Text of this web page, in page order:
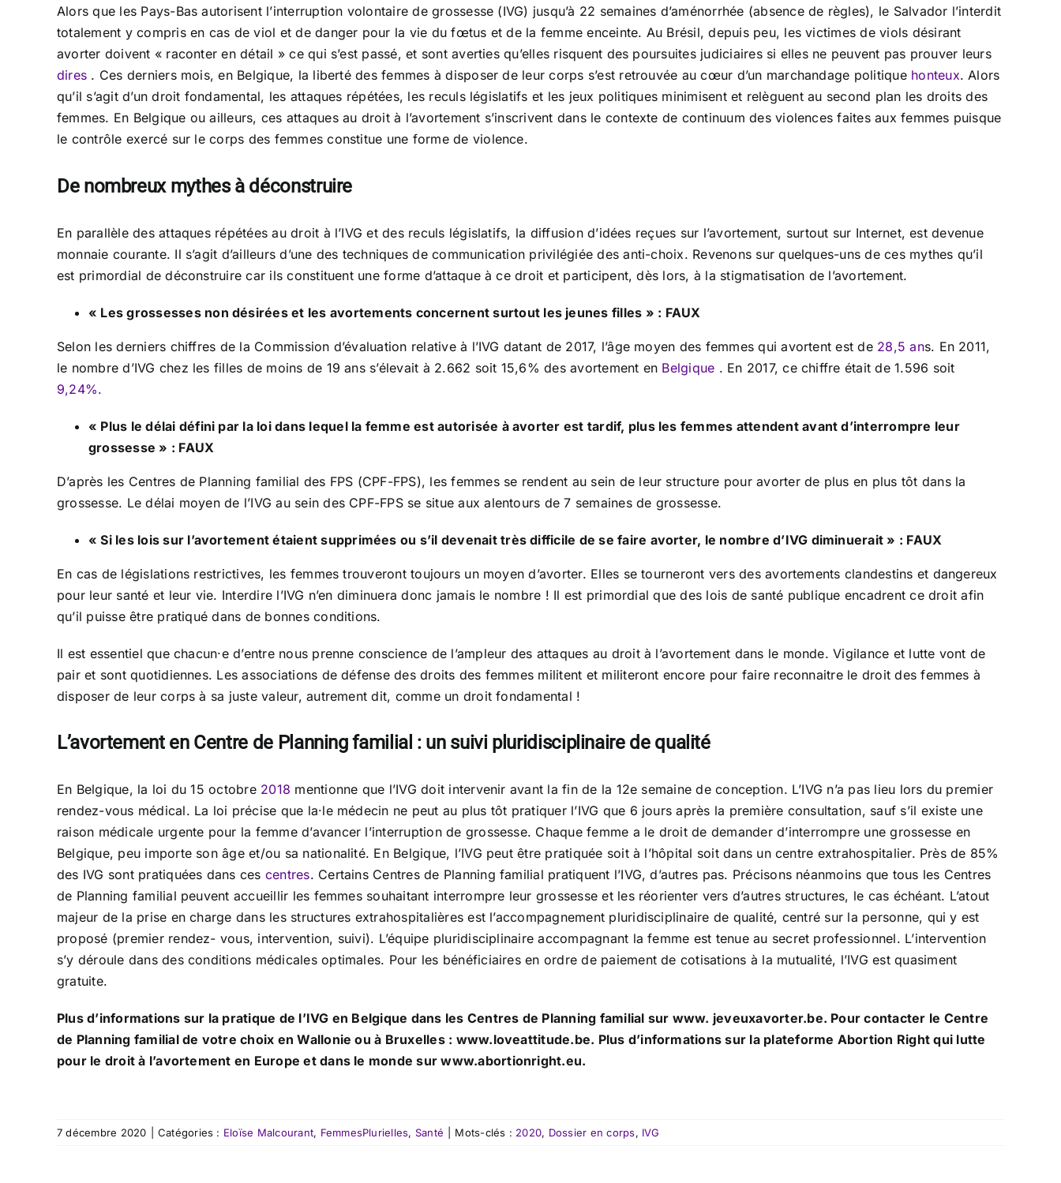
Alors que les Pays-Bas autorisent l’interruption volontaire de grossesse (IVG) jusqu’à 22 semaines d’aménorrhée (absence de règles), le Salvador l’interdit
totalement y compris en cas de viol et de danger pour la vie du fœtus et de la femme enceinte. Au Brésil, depuis peu, les victimes de viols désirant
avorter doivent « raconter en détail » ce qui s’est passé, et sont averties qu’elles risquent des poursuites judiciaires si elles ne peuvent pas prouver leurs
dires . Ces derniers mois, en Belgique, la liberté des femmes à disposer de leur corps s’est retrouvée au cœur d’un marchandage politique honteux. Alors
qu’il s’agit d’un droit fondamental, les attaques répétées, les reculs législatifs et les jeux politiques minimisent et relèguent au second plan les droits des
femmes. En Belgique ou ailleurs, ces attaques au droit à l’avortement s’inscrivent dans le contexte de continuum des violences faites aux femmes puisque
le contrôle exercé sur le corps des femmes constitue une forme de violence.
De nombreux mythes à déconstruire
En parallèle des attaques répétées au droit à l’IVG et des reculs législatifs, la diffusion d’idées reçues sur l’avortement, surtout sur Internet, est devenue
monnaie courante. Il s’agit d’ailleurs d’une des techniques de communication privilégiée des anti-choix. Revenons sur quelques-uns de ces mythes qu’il
est primordial de déconstruire car ils constituent une forme d’attaque à ce droit et participent, dès lors, à la stigmatisation de l’avortement.
« Les grossesses non désirées et les avortements concernent surtout les jeunes filles » : FAUX
Selon les derniers chiffres de la Commission d’évaluation relative à l’IVG datant de 2017, l’âge moyen des femmes qui avortent est de 28,5 ans. En 2011,
le nombre d’IVG chez les filles de moins de 19 ans s’élevait à 2.662 soit 15,6% des avortement en Belgique . En 2017, ce chiffre était de 1.596 soit
9,24%.
« Plus le délai défini par la loi dans lequel la femme est autorisée à avorter est tardif, plus les femmes attendent avant d’interrompre leur
grossesse » : FAUX
D’après les Centres de Planning familial des FPS (CPF-FPS), les femmes se rendent au sein de leur structure pour avorter de plus en plus tôt dans la
grossesse. Le délai moyen de l’IVG au sein des CPF-FPS se situe aux alentours de 7 semaines de grossesse.
« Si les lois sur l’avortement étaient supprimées ou s’il devenait très difficile de se faire avorter, le nombre d’IVG diminuerait » : FAUX
En cas de législations restrictives, les femmes trouveront toujours un moyen d’avorter. Elles se tourneront vers des avortements clandestins et dangereux
pour leur santé et leur vie. Interdire l’IVG n’en diminuera donc jamais le nombre ! Il est primordial que des lois de santé publique encadrent ce droit afin
qu’il puisse être pratiqué dans de bonnes conditions.
Il est essentiel que chacun·e d’entre nous prenne conscience de l’ampleur des attaques au droit à l’avortement dans le monde. Vigilance et lutte vont de
pair et sont quotidiennes. Les associations de défense des droits des femmes militent et militeront encore pour faire reconnaitre le droit des femmes à
disposer de leur corps à sa juste valeur, autrement dit, comme un droit fondamental !
L’avortement en Centre de Planning familial : un suivi pluridisciplinaire de qualité
En Belgique, la loi du 15 octobre 2018 mentionne que l’IVG doit intervenir avant la fin de la 12e semaine de conception. L’IVG n’a pas lieu lors du premier
rendez-vous médical. La loi précise que la·le médecin ne peut au plus tôt pratiquer l’IVG que 6 jours après la première consultation, sauf s’il existe une
raison médicale urgente pour la femme d’avancer l’interruption de grossesse. Chaque femme a le droit de demander d’interrompre une grossesse en
Belgique, peu importe son âge et/ou sa nationalité. En Belgique, l’IVG peut être pratiquée soit à l’hôpital soit dans un centre extrahospitalier. Près de 85%
des IVG sont pratiquées dans ces centres. Certains Centres de Planning familial pratiquent l’IVG, d’autres pas. Précisons néanmoins que tous les Centres
de Planning familial peuvent accueillir les femmes souhaitant interrompre leur grossesse et les réorienter vers d’autres structures, le cas échéant. L’atout
majeur de la prise en charge dans les structures extrahospitalières est l’accompagnement pluridisciplinaire de qualité, centré sur la personne, qui y est
proposé (premier rendez- vous, intervention, suivi). L’équipe pluridisciplinaire accompagnant la femme est tenue au secret professionnel. L’intervention
s’y déroule dans des conditions médicales optimales. Pour les bénéficiaires en ordre de paiement de cotisations à la mutualité, l’IVG est quasiment
gratuite.
Plus d’informations sur la pratique de l’IVG en Belgique dans les Centres de Planning familial sur www. jeveuxavorter.be. Pour contacter le Centre
de Planning familial de votre choix en Wallonie ou à Bruxelles : www.loveattitude.be. Plus d’informations sur la plateforme Abortion Right qui lutte
pour le droit à l’avortement en Europe et dans le monde sur www.abortionright.eu.
7 décembre 2020 Catégories : Eloïse Malcourant, FemmesPlurielles, Santé Mots-clés : 2020, Dossier en corps, IVG